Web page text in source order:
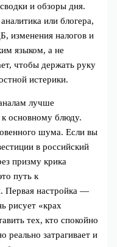
и обзоры дня.
или блогера,
изменения налогов и
языком, а не
чтобы держать руку
истерики.
лучше
к основному блюду.
шума. Если вы
в российский
призму крика
путь к
Первая настройка —
рисует «крах
тех, кто спокойно
реально затрагивает и